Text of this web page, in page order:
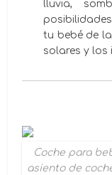
lluvia,
tu bebé de
solares y los
Coche para
asiento de